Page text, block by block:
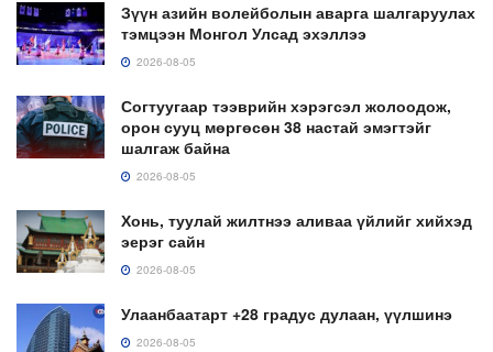
Зүүн азийн волейболын аварга шалгаруулах
тэмцээн Монгол Улсад эхэллээ
2026-08-05
Согтуугаар тээврийн хэрэгсэл жолоодож,
орон сууц мөргөсөн 38 настай эмэгтэйг
шалгаж байна
2026-08-05
Хонь, туулай жилтнээ аливаа үйлийг хийхэд
эерэг сайн
2026-08-05
Улаанбаатарт +28 градус дулаан, үүлшинэ
2026-08-05